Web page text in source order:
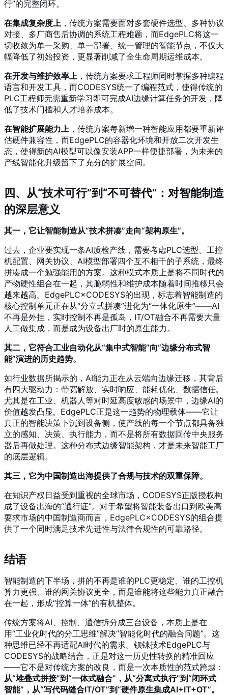
行”的完整闭环。
在集成复杂度上 ，传统方案需要面对多套硬件选型、多种协议
对接、多厂商售后协调的系统工程难题，而EdgePLC将这一
切收敛为单一采购、单一部署、统一管理的智能节点，不仅大
幅降低了初始投资，更显著削减了全生命周期运维成本。
在开发与维护效率上 ，传统方案要求工程师同时掌握多种编程
语言和开发工具，而CODESYS统一了编程范式，使得传统的
PLC工程师无需重新学习即可完成AI边缘计算任务的开发，降
低了技术门槛和人才培养成本。
在智能扩展能力上 ，传统方案每新增一种智能应用都要重新评
估硬件兼容性，而EdgePLC的容器化环境和开放二次开发生
态，使得新的AI模型可以像安装APP一样便捷部署，为未来的
产线智能化升级留下了充分的扩展空间。
四、从“技术可行”到“不可替代”：对智能制造
的深层意义
其一，它让智能制造从“技术拼凑”走向“架构原生”。
过去，企业要实现一条AI质检产线，需要考虑PLC选型、工控
机配置、网关协议、AI模型部署四个互不相干的子系统，最终
拼凑成一个勉强能用的方案。这种模式本质上是将不同时代的
产物硬性组合在一起，其脆弱性和维护成本随着时间推移只会
越来越高。EdgePLC×CODESYS的出现，标志着智能制造的
核心控制单元正在从“分立式拼凑”进化为“一体化原生”——AI
不再是外挂，实时控制不再是孤岛，IT/OT融合不再需要大量
人工做集成，而是成为设备出厂时的原生能力。
其二，它符合工业自动化从“集中式智能”向“边缘分布式智
能”演进的历史趋势。
如行业数据所揭示的，AI能力正在从云端向边缘迁移，其背后
有四大驱动力：带宽解放、实时响应、能耗优化、数据信任。
尤其是在工业、机器人等对时延高度敏感的场景中，边缘AI的
价值越发凸显。EdgePLC正是这一趋势的物理载体——它让
真正的智能决策下沉到设备侧，使产线的每一个节点都具备独
立的感知、决策、执行能力，而不是将所有数据回传中央服务
器后再做处理。这种分布式边缘智能架构，才是未来智能工厂
的底层逻辑。
其三，它为中国制造出海提供了合规与技术的双重保障。
在知识产权日益受到重视的全球市场，CODESYS正版授权构
成了设备出海的“通行证”。对于希望将智能装备出口到欧美高
要求市场的中国制造商而言，EdgePLC×CODESYS的组合提
供了一个同时满足技术先进性与法律合规性的可靠路径。
结语
智能制造的下半场，拼的不再是谁的PLC更稳定、谁的工控机
算力更强、谁的网关协议更全，而是谁能将这些能力真正融合
在一起，形成“控算一体”的有机整体。
传统方案将AI、控制、通信拆分成三台设备，本质上是在
用“工业化时代的分工思维”解决“智能化时代的融合问题”。这
种思维已经不再适配AI时代的需求。钡铼技术EdgePLC与
CODESYS的战略结合，正是对这一历史性转换的精准回应
——它不是对传统方案的改良，而是一次本质性的范式跨越：
从“堆叠式拼接”到“一体式融合”，从“分离式执行”到“闭环式
智能”，从“写代码缝合IT/OT”到“硬件原生集成AI+IT+OT”。